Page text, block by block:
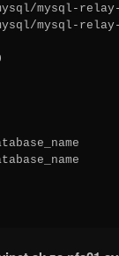
mysql-
mysql-